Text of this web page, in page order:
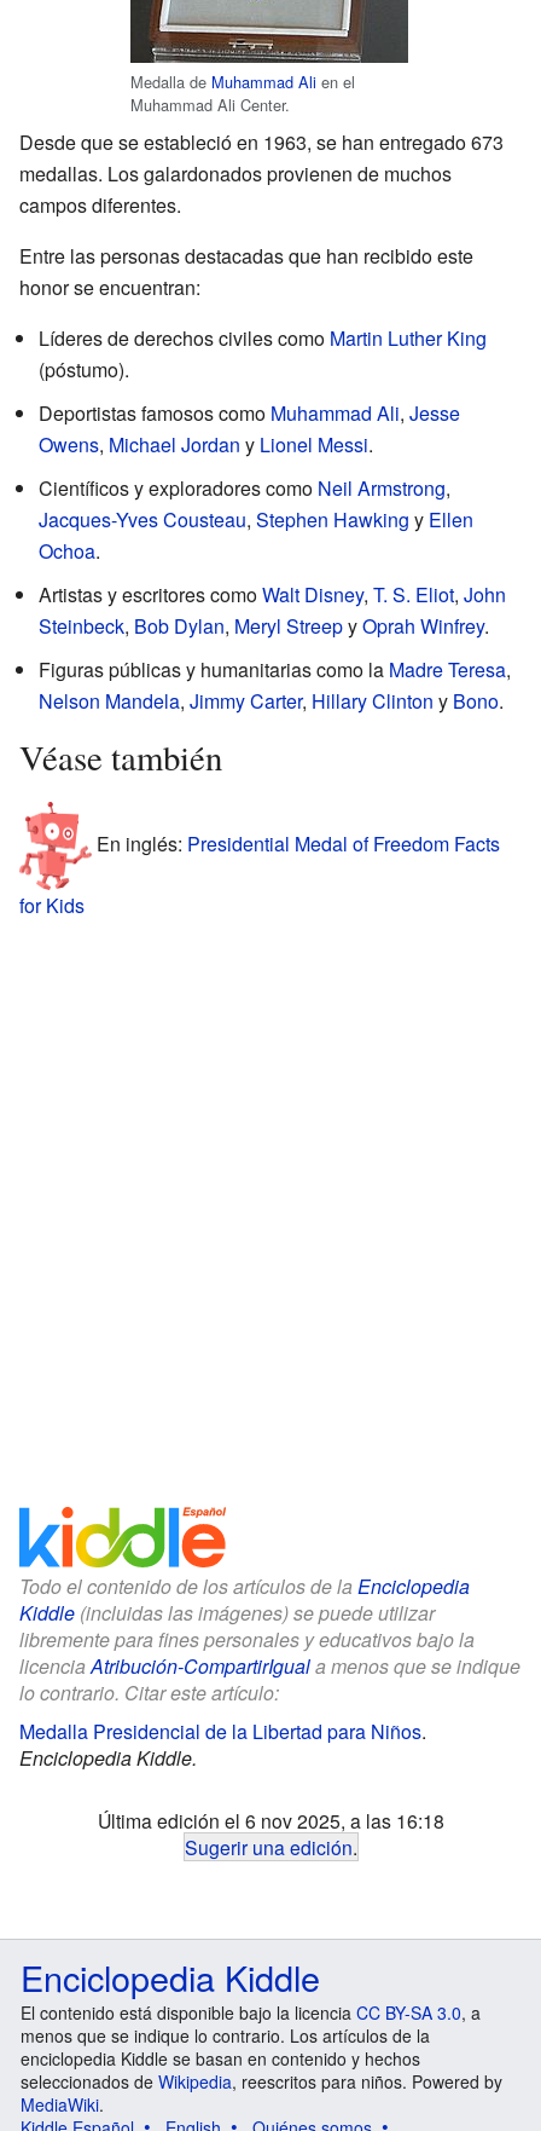
Medalla de Muhammad Ali en el
Muhammad Ali Center.
Desde que se estableció en 1963, se han entregado 673
medallas. Los galardonados provienen de muchos
campos diferentes.
Entre las personas destacadas que han recibido este
honor se encuentran:
Líderes de derechos civiles como Martin Luther King
(póstumo).
Deportistas famosos como Muhammad Ali, Jesse
Owens, Michael Jordan y Lionel Messi.
Científicos y exploradores como Neil Armstrong,
Jacques-Yves Cousteau, Stephen Hawking y Ellen
Ochoa.
Artistas y escritores comoWalt Disney, T. S. Eliot, John
Steinbeck, Bob Dylan, Meryl StreepyOprah Winfrey.
Figuras públicas y humanitarias como la Madre Teresa,
Nelson Mandela, Jimmy Carter, Hillary Clinton y Bono.
Véase también
En inglés: Presidential Medal of Freedom Facts
for Kids
Todo el contenido de los artículos de la Enciclopedia
Kiddle (incluidas las imágenes) se puede utilizar
libremente para fines personales y educativos bajo la
licenciaAtribución-CompartirIguala menos que se indique
lo contrario. Citar este artículo:
Medalla Presidencial de la Libertad para Niños.
Enciclopedia Kiddle.
Última edición el 6 nov 2025, a las 16:18
Sugerir una edición.
Enciclopedia Kiddle
El contenido está disponible bajo la licencia CC BY-SA 3.0, a
menos que se indique lo contrario. Los artículos de la
enciclopedia Kiddle se basan en contenido y hechos
seleccionados de Wikipedia, reescritos para niños. Powered by
MediaWiki.